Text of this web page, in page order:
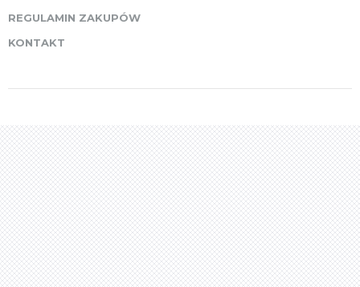
REGULAMIN ZAKUPÓW
KONTAKT